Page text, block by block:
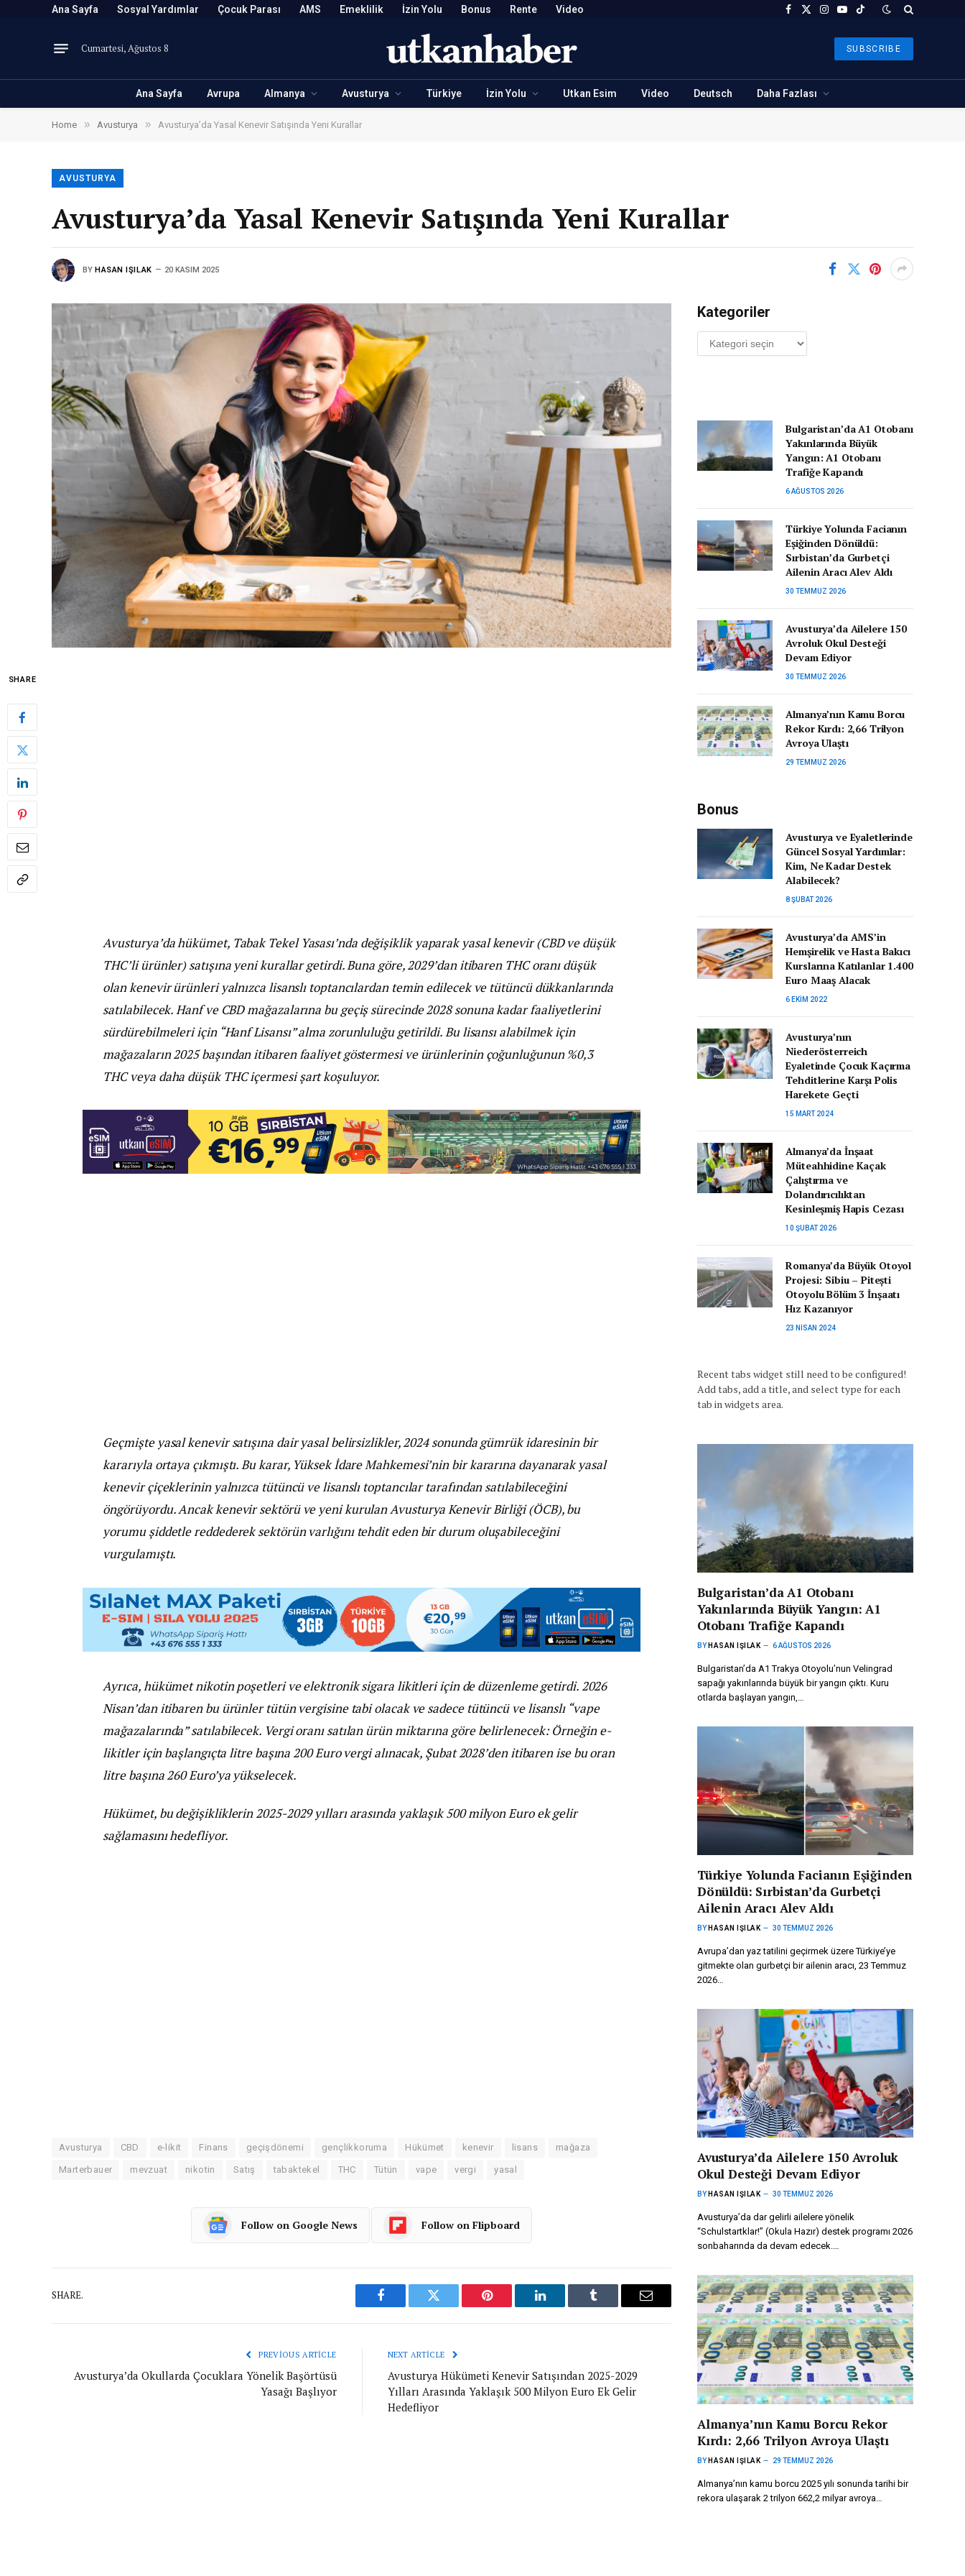
Ana Sayfa Sosyal Yardımlar Çocuk Parası AMS Emeklilik İzin Yolu Bonus Rente Video Facebook
X
Instagram
YouTubeTikTok
Cumartesi, Ağustos 8 SUBSCRIBE
Ana Sayfa Avrupa Almanya Avusturya Türkiye İzin Yolu Utkan Esim Video Deutsch Daha Fazlası
Home » Avusturya » Avusturya’da Yasal Kenevir Satışında Yeni Kurallar
AVUSTURYA
Avusturya’da Yasal Kenevir Satışında Yeni Kurallar
BY HASAN IŞILAK 20 KASIM 2025
SHARE
Avusturya’da hükümet, Tabak Tekel Yasası’nda değişiklik yaparak yasal kenevir (CBD ve düşük
THC’li ürünler) satışına yeni kurallar getirdi. Buna göre, 2029’dan itibaren THC oranı düşük
olan kenevir ürünleri yalnızca lisanslı toptancılardan temin edilecek ve tütüncü dükkanlarında
satılabilecek. Hanf ve CBD mağazalarına bu geçiş sürecinde 2028 sonuna kadar faaliyetlerini
sürdürebilmeleri için “Hanf Lisansı” alma zorunluluğu getirildi. Bu lisansı alabilmek için
mağazaların 2025 başından itibaren faaliyet göstermesi ve ürünlerinin çoğunluğunun %0,3
THC veya daha düşük THC içermesi şart koşuluyor.
Geçmişte yasal kenevir satışına dair yasal belirsizlikler, 2024 sonunda gümrük idaresinin bir
kararıyla ortaya çıkmıştı. Bu karar, Yüksek İdare Mahkemesi’nin bir kararına dayanarak yasal
kenevir çiçeklerinin yalnızca tütüncü ve lisanslı toptancılar tarafından satılabileceğini
öngörüyordu. Ancak kenevir sektörü ve yeni kurulan Avusturya Kenevir Birliği (ÖCB), bu
yorumu şiddetle reddederek sektörün varlığını tehdit eden bir durum oluşabileceğini
vurgulamıştı.
Ayrıca, hükümet nikotin poşetleri ve elektronik sigara likitleri için de düzenleme getirdi. 2026
Nisan’dan itibaren bu ürünler tütün vergisine tabi olacak ve sadece tütüncü ve lisanslı “vape
mağazalarında” satılabilecek. Vergi oranı satılan ürün miktarına göre belirlenecek: Örneğin e-
likitler için başlangıçta litre başına 200 Euro vergi alınacak, Şubat 2028’den itibaren ise bu oran
litre başına 260 Euro’ya yükselecek.
Hükümet, bu değişikliklerin 2025-2029 yılları arasında yaklaşık 500 milyon Euro ek gelir
sağlamasını hedefliyor.
Avusturya CBD e-likit Finans geçişdönemi gençlikkoruma Hükümet kenevir lisans mağaza
Marterbauer mevzuat nikotin Satış tabaktekel THC Tütün vape vergi yasal
Follow on Google News Follow on Flipboard
SHARE.
Facebook Twitter Pinterest LinkedIn Tumblr Email
PREVIOUS ARTICLE
Avusturya’da Okullarda Çocuklara Yönelik Başörtüsü
Yasağı Başlıyor
NEXT ARTICLE
Avusturya Hükümeti Kenevir Satışından 2025-2029
Yılları Arasında Yaklaşık 500 Milyon Euro Ek Gelir
Hedefliyor
Kategoriler
Kategoriler
Bulgaristan’da A1 Otobanı
Yakınlarında Büyük
Yangın: A1 Otobanı
Trafiğe Kapandı
6 AĞUSTOS 2026
Türkiye Yolunda Facianın
Eşiğinden Dönüldü:
Sırbistan’da Gurbetçi
Ailenin Aracı Alev Aldı
30 TEMMUZ 2026
Avusturya’da Ailelere 150
Avroluk Okul Desteği
Devam Ediyor
30 TEMMUZ 2026
Almanya’nın Kamu Borcu
Rekor Kırdı: 2,66 Trilyon
Avroya Ulaştı
29 TEMMUZ 2026
Bonus
Avusturya ve Eyaletlerinde
Güncel Sosyal Yardımlar:
Kim, Ne Kadar Destek
Alabilecek?
8 ŞUBAT 2026
Avusturya’da AMS’in
Hemşirelik ve Hasta Bakıcı
Kurslarına Katılanlar 1.400
Euro Maaş Alacak
6 EKIM 2022
Avusturya’nın
Niederösterreich
Eyaletinde Çocuk Kaçırma
Tehditlerine Karşı Polis
Harekete Geçti
15 MART 2024
Almanya’da İnşaat
Müteahhidine Kaçak
Çalıştırma ve
Dolandırıcılıktan
Kesinleşmiş Hapis Cezası
10 ŞUBAT 2026
Romanya’da Büyük Otoyol
Projesi: Sibiu – Pitești
Otoyolu Bölüm 3 İnşaatı
Hız Kazanıyor
23 NISAN 2024
Recent tabs widget still need to be configured!
Add tabs, add a title, and select type for each
tab in widgets area.
Bulgaristan’da A1 Otobanı
Yakınlarında Büyük Yangın: A1
Otobanı Trafiğe Kapandı
BY HASAN IŞILAK 6 AĞUSTOS 2026
Bulgaristan’da A1 Trakya Otoyolu’nun Velingrad
sapağı yakınlarında büyük bir yangın çıktı. Kuru
otlarda başlayan yangın,…
Türkiye Yolunda Facianın Eşiğinden
Dönüldü: Sırbistan’da Gurbetçi
Ailenin Aracı Alev Aldı
BY HASAN IŞILAK 30 TEMMUZ 2026
Avrupa’dan yaz tatilini geçirmek üzere Türkiye’ye
gitmekte olan gurbetçi bir ailenin aracı, 23 Temmuz
2026…
Avusturya’da Ailelere 150 Avroluk
Okul Desteği Devam Ediyor
BY HASAN IŞILAK 30 TEMMUZ 2026
Avusturya’da dar gelirli ailelere yönelik
“Schulstartklar!” (Okula Hazır) destek programı 2026
sonbaharında da devam edecek.…
Almanya’nın Kamu Borcu Rekor
Kırdı: 2,66 Trilyon Avroya Ulaştı
BY HASAN IŞILAK 29 TEMMUZ 2026
Almanya’nın kamu borcu 2025 yılı sonunda tarihi bir
rekora ulaşarak 2 trilyon 662,2 milyar avroya…